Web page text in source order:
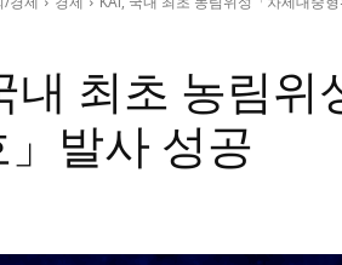
내 최초 농림위
」발사 성공